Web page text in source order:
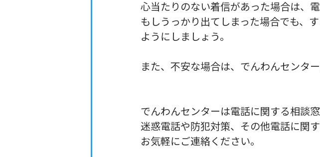
心当たりのない着信があった場合は、
もしうっかり出てしまった場合でも、
ようにしましょう。
また、不安な場合は、でんわんセンタ
でんわんセンターは電話に関する相談窓
迷惑電話や防犯対策、その他電話に関
お気軽にご連絡ください。